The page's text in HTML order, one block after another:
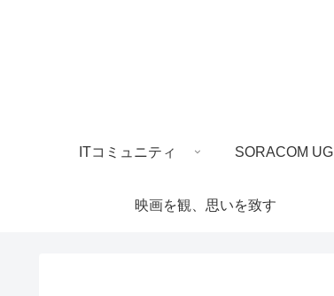
ITコミュニティ SORACOM UG
映画を観、思いを致す